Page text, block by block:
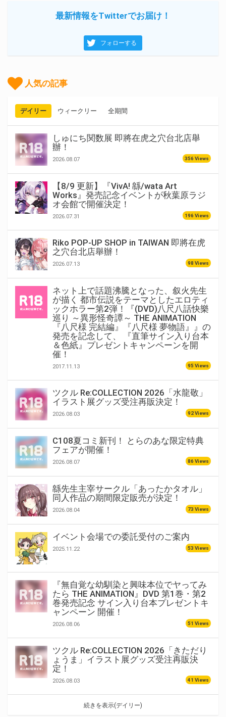
最新情報をTwitterでお届け！
フォローする
人気の記事
デイリー ウィークリー 全期間
しゅにち関数展 即將在虎之穴台北店舉
辦！
2026.08.07 356 Views
【8/9 更新】『VivA! 緜/wata Art
Works』発売記念イベントが秋葉原ラジ
オ会館で開催決定！
2026.07.31 196 Views
Riko POP-UP SHOP in TAIWAN 即將在虎
之穴台北店舉辦！
2026.07.13 98 Views
ネット上で話題沸騰となった、叙火先生
が描く 都市伝説をテーマとしたエロティ
ックホラー第2弾！『(DVD)八尺八話快樂
巡り ～異形怪奇譚～ THE ANIMATION
『八尺様 完結編』『八尺様 夢物語』』の
発売を記念して、 『直筆サイン入り台本
＆色紙』プレゼントキャンペーンを開
催！
2017.11.13 95 Views
ツクル Re:COLLECTION 2026「水龍敬」
イラスト展グッズ受注再販決定！
2026.08.03 92 Views
C108夏コミ新刊！ とらのあな限定特典
フェアが開催！
2026.08.07 86 Views
緜先生主宰サークル「あったかタオル」
同人作品の期間限定販売が決定！
2026.08.04 73 Views
イベント会場での委託受付のご案内
2025.11.22 53 Views
『無自覚な幼馴染と興味本位でヤってみ
たら THE ANIMATION』DVD 第1巻・第2
巻発売記念 サイン入り台本プレゼントキ
ャンペーン 開催！
2026.08.06 51 Views
ツクル Re:COLLECTION 2026「きただり
ょうま」イラスト展グッズ受注再販決
定！
2026.08.03 41 Views
続きを表示(デイリー)